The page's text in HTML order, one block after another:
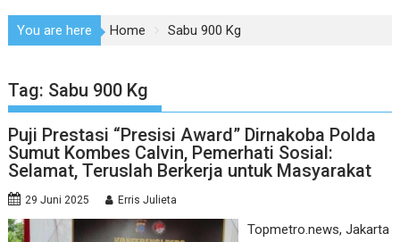
You are here Home Sabu 900 Kg
Tag: Sabu 900 Kg
Puji Prestasi “Presisi Award” Dirnakoba Polda
Sumut Kombes Calvin, Pemerhati Sosial:
Selamat, Teruslah Berkerja untuk Masyarakat
29 Juni 2025 Erris Julieta
Topmetro.news, Jakarta